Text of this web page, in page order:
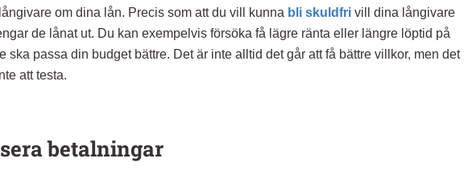
om dina lån. Precis som att du vill kunna bli skuldfri vill dina långivare
de lånat ut. Du kan exempelvis försöka få lägre ränta eller längre löptid på
ska passa din budget bättre. Det är inte alltid det går att få bättre villkor, men det
att testa.
betalningar